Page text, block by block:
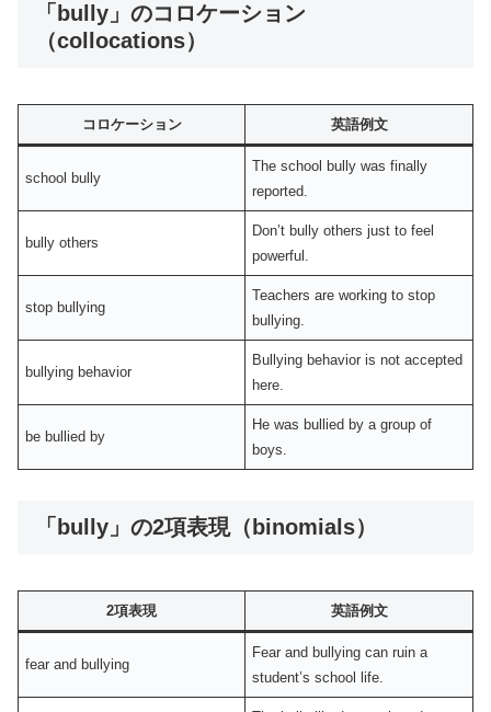
「bully」のコロケーション
（collocations）
コロケーション 英語例文
school bully
The school bully was finally
reported.
bully others
Don’t bully others just to feel
powerful.
stop bullying
Teachers are working to stop
bullying.
bullying behavior
Bullying behavior is not accepted
here.
be bullied by
He was bullied by a group of
boys.
「bully」の2項表現（binomials）
2項表現 英語例文
fear and bullying
Fear and bullying can ruin a
student’s school life.